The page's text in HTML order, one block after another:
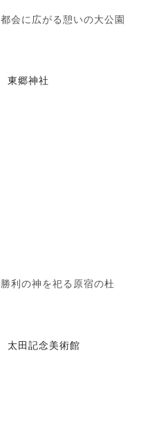
都会に広がる憩いの大公園
東郷神社
勝利の神を祀る原宿の杜
太田記念美術館